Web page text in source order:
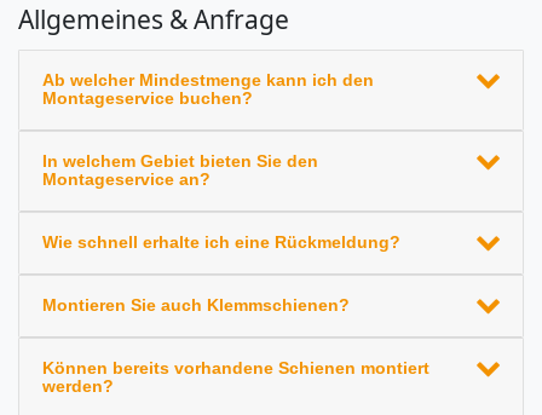
Allgemeines & Anfrage
Ab welcher Mindestmenge kann ich den
Montageservice buchen?
In welchem Gebiet bieten Sie den
Montageservice an?
Wie schnell erhalte ich eine Rückmeldung?
Montieren Sie auch Klemmschienen?
Können bereits vorhandene Schienen montiert
werden?